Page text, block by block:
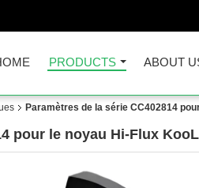
PRODUCTS ABOUT
Paramètres de la série CC402814
pour le noyau Hi-Flux